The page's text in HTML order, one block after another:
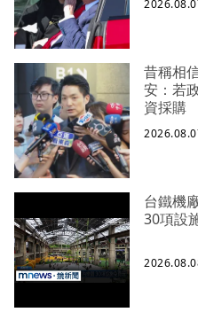
昔稱相
安：若
資採購
台鐵機
30項設